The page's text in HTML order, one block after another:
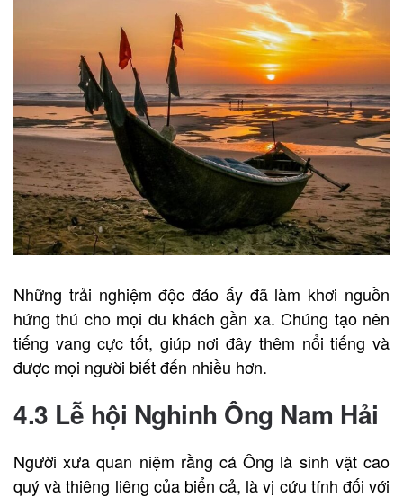
Những trải nghiệm độc đáo ấy đã làm khơi nguồn
hứng thú cho mọi du khách gần xa. Chúng tạo nên
tiếng vang cực tốt, giúp nơi đây thêm nổi tiếng và
được mọi người biết đến nhiều hơn.
4.3 Lễ hội Nghinh Ông Nam Hải
Người xưa quan niệm rằng cá Ông là sinh vật cao
quý và thiêng liêng của biển cả, là vị cứu tính đối với